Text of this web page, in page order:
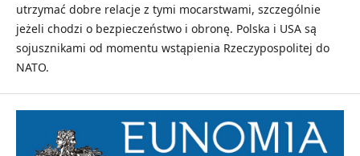
utrzymać dobre relacje z tymi mocarstwami, szczególnie
jeżeli chodzi o bezpieczeństwo i obronę. Polska i USA są
sojusznikami od momentu wstąpienia Rzeczypospolitej do
NATO.